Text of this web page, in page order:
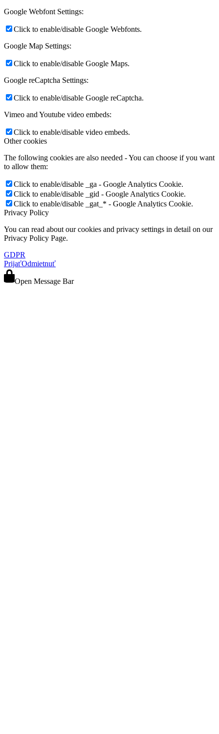
Google Webfont Settings:
Click to enable/disable Google Webfonts.
Google Map Settings:
Click to enable/disable Google Maps.
Google reCaptcha Settings:
Click to enable/disable Google reCaptcha.
Vimeo and Youtube video embeds:
Click to enable/disable video embeds.
Other cookies
The following cookies are also needed - You can choose if you want
to allow them:
Click to enable/disable _ga - Google Analytics Cookie.
Click to enable/disable _gid - Google Analytics Cookie.
Click to enable/disable _gat_* - Google Analytics Cookie.
Privacy Policy
You can read about our cookies and privacy settings in detail on our
Privacy Policy Page.
GDPR
PrijaťOdmietnuť
Open Message Bar